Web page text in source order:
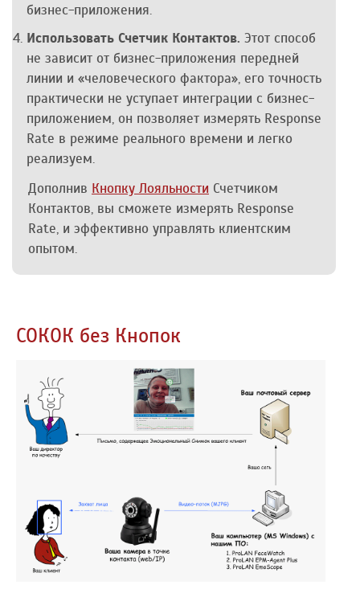
бизнес-приложения.
Использовать Счетчик Контактов. Этот способ
не зависит от бизнес-приложения передней
линии и «человеческого фактора», его точность
практически не уступает интеграции с бизнес-
приложением, он позволяет измерять Response
Rate в режиме реального времени и легко
реализуем.
Дополнив Кнопку Лояльности Счетчиком
Контактов, вы сможете измерять Response
Rate, и эффективно управлять клиентским
опытом.
СОКОК без Кнопок